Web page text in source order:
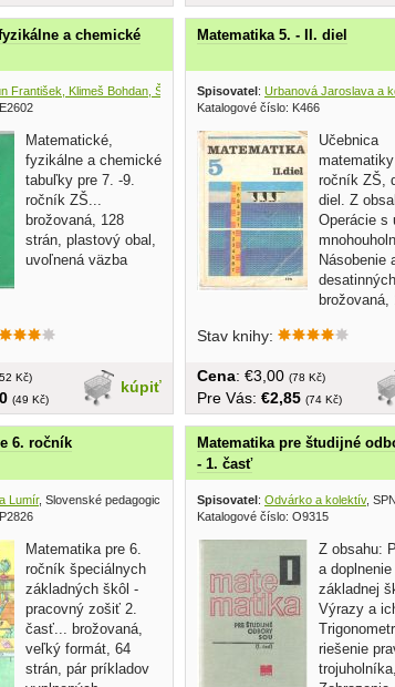
a chemické
František, Klimeš Bohdan, Škramovský Stanislav, Slovenské
Matematické,
fyzikálne a chemické
tabuľky pre 7. -9.
ročník ZŠ...
brožovaná, 128
strán, plastový obal,
uvoľnená väzba
kúpiť
Kč)
(49 Kč)
Matematika 5. - II. diel
Spisovatel : Urbanová Jaroslava a
Katalogové číslo: K466
Učebnica
ročník ZŠ,
diel. Z
Operácie s
Násobenie
brožovaná,
Stav knihy:
Cena: €3,00 (78 Kč)
Pre Vás: €2,85 (74 Kč)
6. ročník
Lumír, Slovenské pedagogické nakladateľstvo 2007
Matematika pre 6.
ročník špeciálnych
základných škôl -
pracovný zošiť 2.
časť... brožovaná,
veľký formát, 64
strán, pár príkladov
Matematika pre študijné
- 1. časť
Spisovatel: Odvárko a kolektív,
Katalogové číslo: O9315
Z obsahu:
a
základnej
Výrazy a
riešenie
trojuholníka,